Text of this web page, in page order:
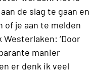
de slag te gaan en
je aan te melden
Westerlaken: ‘Door
manier
er denk ik veel